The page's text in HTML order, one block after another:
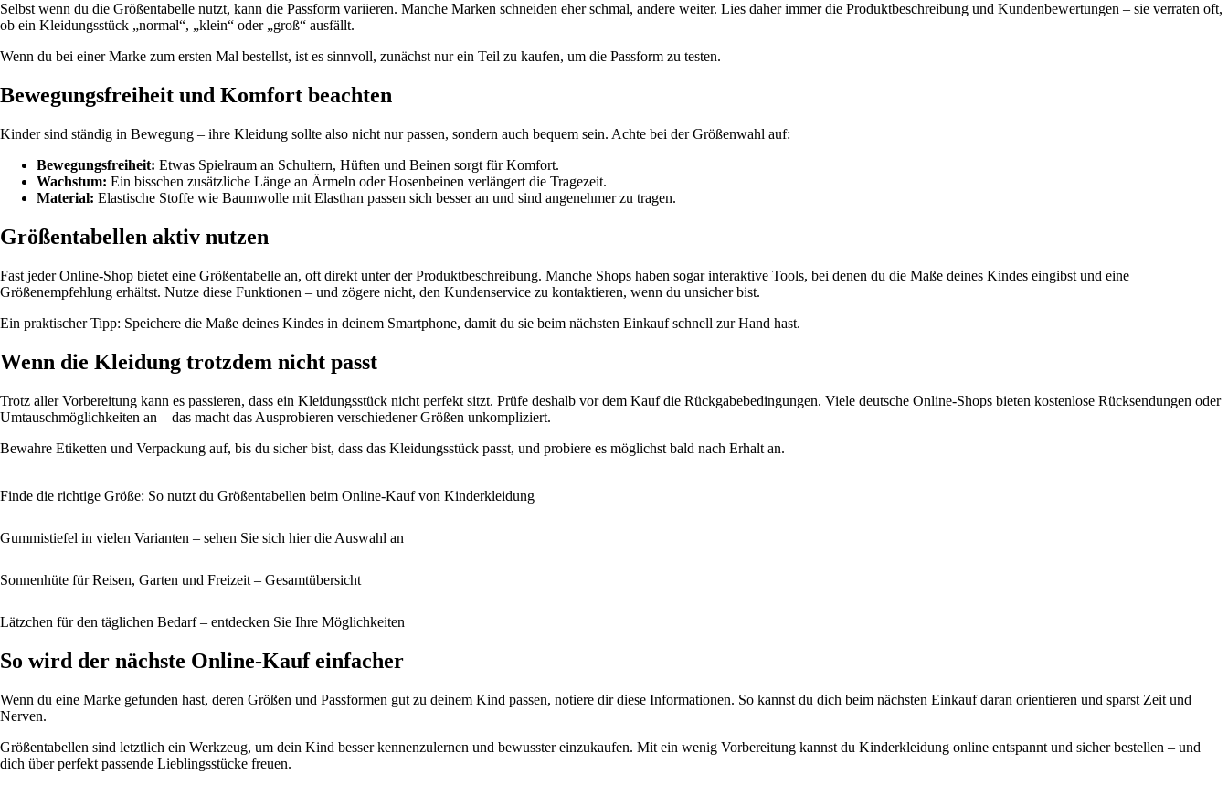
Selbst wenn du die Größentabelle nutzt, kann die Passform variieren. Manche Marken schneiden eher schmal, andere weiter. Lies daher immer die Produktbeschreibung und Kundenbewertungen – sie verraten oft,
ob ein Kleidungsstück „normal“, „klein“ oder „groß“ ausfällt.
Wenn du bei einer Marke zum ersten Mal bestellst, ist es sinnvoll, zunächst nur ein Teil zu kaufen, um die Passform zu testen.
Bewegungsfreiheit und Komfort beachten
Kinder sind ständig in Bewegung – ihre Kleidung sollte also nicht nur passen, sondern auch bequem sein. Achte bei der Größenwahl auf:
Bewegungsfreiheit: Etwas Spielraum an Schultern, Hüften und Beinen sorgt für Komfort.
Wachstum: Ein bisschen zusätzliche Länge an Ärmeln oder Hosenbeinen verlängert die Tragezeit.
Material: Elastische Stoffe wie Baumwolle mit Elasthan passen sich besser an und sind angenehmer zu tragen.
Größentabellen aktiv nutzen
Fast jeder Online-Shop bietet eine Größentabelle an, oft direkt unter der Produktbeschreibung. Manche Shops haben sogar interaktive Tools, bei denen du die Maße deines Kindes eingibst und eine
Größenempfehlung erhältst. Nutze diese Funktionen – und zögere nicht, den Kundenservice zu kontaktieren, wenn du unsicher bist.
Ein praktischer Tipp: Speichere die Maße deines Kindes in deinem Smartphone, damit du sie beim nächsten Einkauf schnell zur Hand hast.
Wenn die Kleidung trotzdem nicht passt
Trotz aller Vorbereitung kann es passieren, dass ein Kleidungsstück nicht perfekt sitzt. Prüfe deshalb vor dem Kauf die Rückgabebedingungen. Viele deutsche Online-Shops bieten kostenlose Rücksendungen oder
Umtauschmöglichkeiten an – das macht das Ausprobieren verschiedener Größen unkompliziert.
Bewahre Etiketten und Verpackung auf, bis du sicher bist, dass das Kleidungsstück passt, und probiere es möglichst bald nach Erhalt an.
Finde die richtige Größe: So nutzt du Größentabellen beim Online-Kauf von Kinderkleidung
Gummistiefel in vielen Varianten – sehen Sie sich hier die Auswahl an
Sonnenhüte für Reisen, Garten und Freizeit – Gesamtübersicht
Lätzchen für den täglichen Bedarf – entdecken Sie Ihre Möglichkeiten
So wird der nächste Online-Kauf einfacher
Wenn du eine Marke gefunden hast, deren Größen und Passformen gut zu deinem Kind passen, notiere dir diese Informationen. So kannst du dich beim nächsten Einkauf daran orientieren und sparst Zeit und
Nerven.
Größentabellen sind letztlich ein Werkzeug, um dein Kind besser kennenzulernen und bewusster einzukaufen. Mit ein wenig Vorbereitung kannst du Kinderkleidung online entspannt und sicher bestellen – und
dich über perfekt passende Lieblingsstücke freuen.